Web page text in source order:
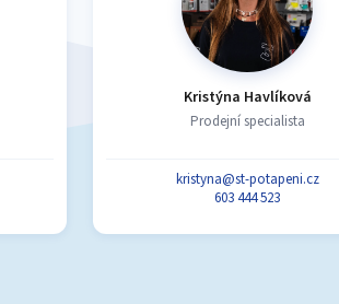
Kristýna Havlíková
Prodejní specialista
kristyna@st-potapeni.cz
603 444 523